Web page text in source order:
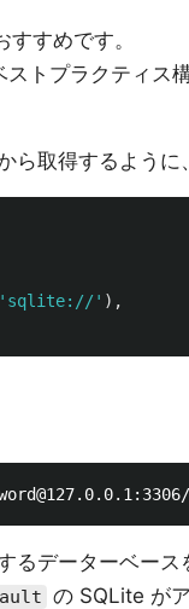
すすめです。
トプラクティス
ら取得するように、
' sqlite://' ),
るデーターベース
の SQLite が